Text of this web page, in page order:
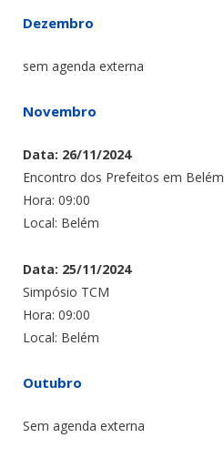
Dezembro
sem agenda externa
Novembro
Data: 26/11/2024
Encontro dos Prefeitos em Belém
Hora: 09:00
Local: Belém
Data: 25/11/2024
Simpósio TCM
Hora: 09:00
Local: Belém
Outubro
Sem agenda externa